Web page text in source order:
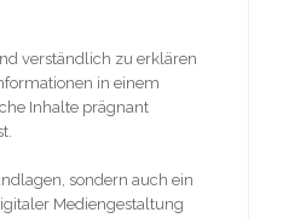
verständlich zu erklären
in einem
Inhalte prägnant
sondern auch ein
Mediengestaltung